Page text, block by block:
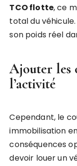
TCO flotte, ce
total du
son poids réel
Ajouter les
l’activité
Cependant, le
immobilisation
conséquences
devoir louer un